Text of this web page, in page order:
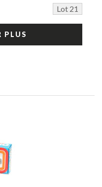
Lot 21
PLUS